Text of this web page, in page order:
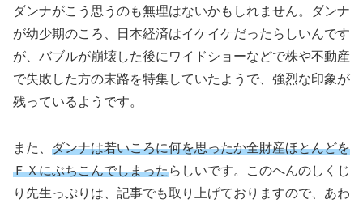
ダンナがこう思うのも無理はないかもしれません。ダンナ
が幼少期のころ、日本経済はイケイケだったらしいんです
が、バブルが崩壊した後にワイドショーなどで株や不動産
で失敗した方の末路を特集していたようで、強烈な印象が
残っているようです。
また、 ダンナは若いころに何を思ったか全財産ほとんどを
ＦＸにぶちこんでしまったらしいです。このへんのしくじ
り先生っぷりは、記事でも取り上げておりますので、あわ